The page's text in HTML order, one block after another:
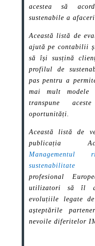
acestea să
sustenabile a
Această listă de
ajută pe contabilii
să își susțină
profilul de
pas pentru a
mai mult
transpune
oportunități.
Această listă de
publicația
Managementul
sustenabilitate
profesional
utilizatori să îl
evoluțiile legate
așteptările
nevoile diferitelor